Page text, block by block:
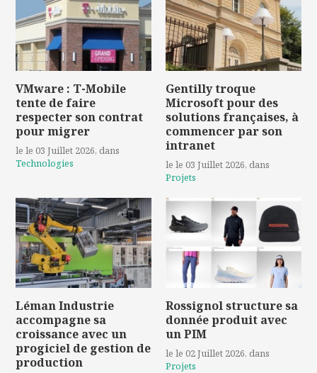
VMware : T-Mobile
tente de faire
respecter son contrat
pour migrer
le le 03 Juillet 2026, dans
Technologies
Gentilly troque
Microsoft pour des
solutions françaises, à
commencer par son
intranet
le le 03 Juillet 2026, dans
Projets
Léman Industrie
accompagne sa
croissance avec un
progiciel de gestion de
production
Rossignol structure sa
donnée produit avec
un PIM
le le 02 Juillet 2026, dans
Projets